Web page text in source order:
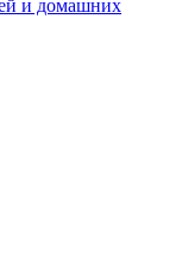
и домашних